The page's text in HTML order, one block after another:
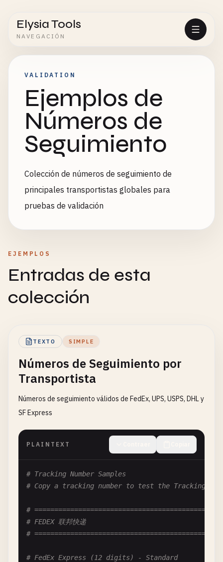
Elysia Tools
NAVEGACIÓN
VALIDATION
Ejemplos de
Números de
Seguimiento
Colección de números de seguimiento de
principales transportistas globales para
pruebas de validación
EJEMPLOS
Entradas de esta
colección
TEXTO SIMPLE
Números de Seguimiento por
Transportista
Números de seguimiento válidos de FedEx, UPS, USPS, DHL y
SF Express
PLAINTEXT
# Tracking Number Samples
# Copy a tracking number to test the Tracking
# ============================================
# FEDEX 联邦快递
# ============================================
# FedEx Express (12 digits) - Standard